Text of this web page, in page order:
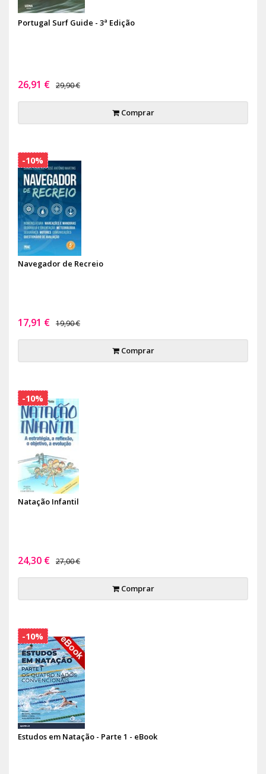
Portugal Surf Guide - 3ª Edição
26,91 € 29,90 €
Comprar
Navegador de Recreio
17,91 € 19,90 €
Comprar
-10%
Natação Infantil
24,30 € 27,00 €
Comprar
-10%
Estudos em Natação - Parte 1 - eBook
-10%